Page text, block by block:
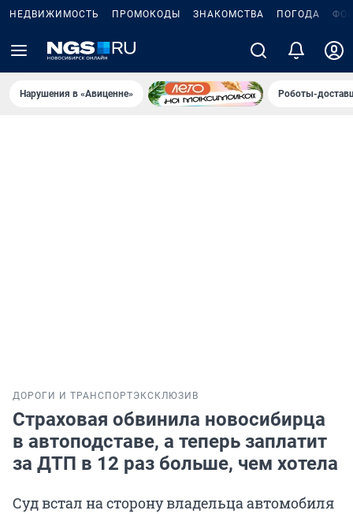
НЕДВИЖИМОСТЬ ПРОМОКОДЫ ЗНАКОМСТВА ПОГОДА
Нарушения в «Авиценне» Роботы-
ДОРОГИ И ТРАНСПОРТЭКСКЛЮЗИВ
Страховая обвинила новосибирца
в автоподставе, а теперь заплатит
за ДТП в 12 раз больше, чем хотела
Суд встал на сторону владельца автомобиля